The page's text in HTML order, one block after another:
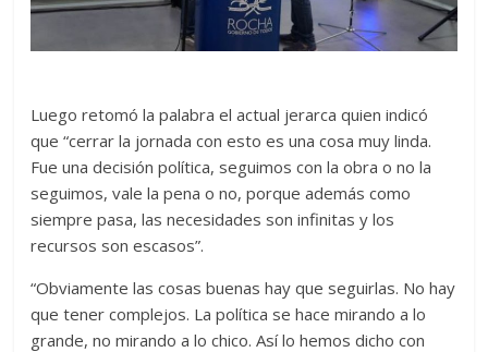
Luego retomó la palabra el actual jerarca quien indicó
que “cerrar la jornada con esto es una cosa muy linda.
Fue una decisión política, seguimos con la obra o no la
seguimos, vale la pena o no, porque además como
siempre pasa, las necesidades son infinitas y los
recursos son escasos”.
“Obviamente las cosas buenas hay que seguirlas. No hay
que tener complejos. La política se hace mirando a lo
grande, no mirando a lo chico. Así lo hemos dicho con